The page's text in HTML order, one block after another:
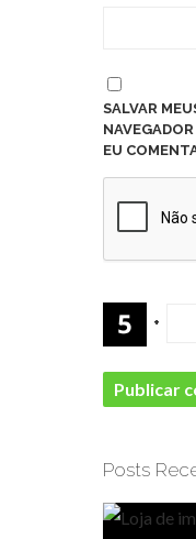
SALVAR
EU
+
Posts